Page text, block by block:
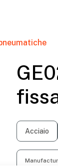
Acciaio